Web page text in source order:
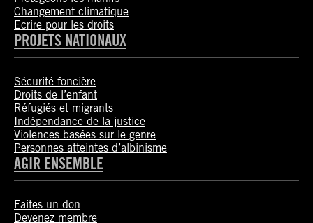
Changement climatique
Ecrire pour les droits
PROJETS NATIONAUX
Sécurité foncière
Droits de l’enfant
Réfugiés et migrants
Indépendance de la justice
Violences basées sur le genre
Personnes atteintes d’albinisme
AGIR ENSEMBLE
Faites un don
Devenez membre